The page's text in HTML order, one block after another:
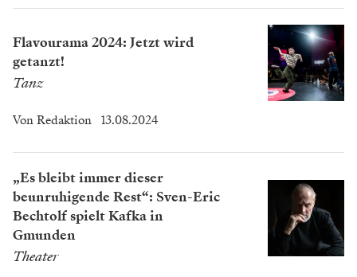
Flavourama 2024: Jetzt wird
getanzt!
Tanz
Von Redaktion 13.08.2024
„Es bleibt immer dieser
beunruhigende Rest“: Sven-Eric
Bechtolf spielt Kafka in
Gmunden
Theater